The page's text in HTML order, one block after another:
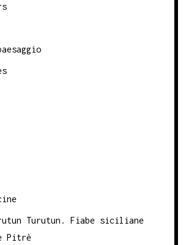
Turutun. Fiabe siciliane
Pitrè